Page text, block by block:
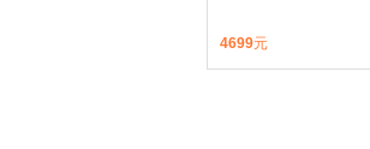
4699元